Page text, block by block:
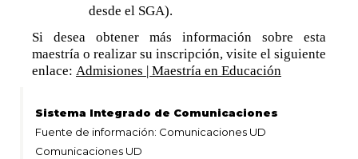
desde el SGA).
Si desea obtener más información sobre esta
maestría o realizar su inscripción, visite el siguiente
enlace: Admisiones | Maestría en Educación
Sistema Integrado de Comunicaciones
Fuente de información: Comunicaciones UD
Comunicaciones UD